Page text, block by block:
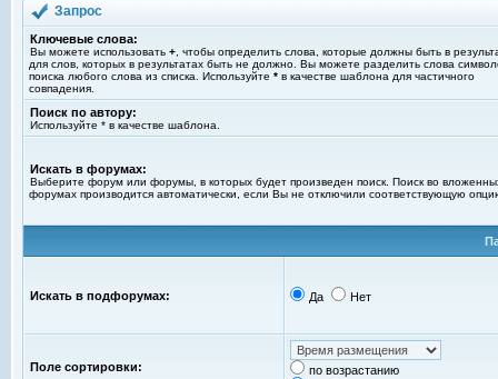
Запрос
Ключевые слова:
Вы можете использовать + , чтобы определить слова, которые должны быть в
для слов, которых в результатах быть не должно. Вы можете разделить слова
поиска любого слова из списка. Используйте * в качестве шаблона для частичного
совпадения.
Поиск по автору:
Используйте * в качестве шаблона.
Искать в форумах:
Выберите форум или форумы, в которых будет произведен поиск. Поиск во
форумах производится автоматически, если Вы не отключили соответствующую
Искать в подфорумах: Да Нет
Поле сортировки:
по возрастанию